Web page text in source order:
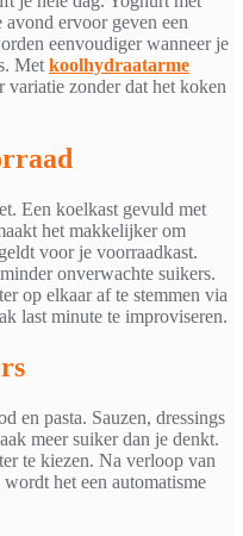
avond ervoor geven een
eenvoudiger wanneer je
Met koolhydraatarme
variatie zonder dat het koken
Een koelkast gevuld met
het makkelijker om
voor je voorraadkast.
onverwachte suikers.
op elkaar af te stemmen via
last minute te improviseren.
en pasta. Sauzen, dressings
meer suiker dan je denkt.
te kiezen. Na verloop van
het een automatisme